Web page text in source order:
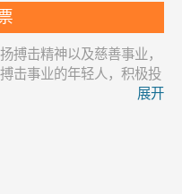
搏击精神以及慈善事业，
击事业的年轻人，积极投
展开